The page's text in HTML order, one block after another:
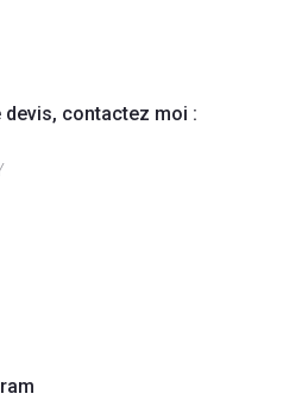
devis, contactez moi :